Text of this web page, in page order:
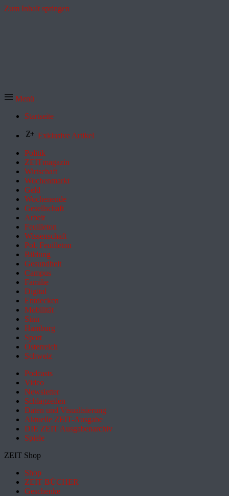
Zum Inhalt springen
Menü
Startseite
Exklusive Artikel
Politik
ZEITmagazin
Wirtschaft
Wochenmarkt
Geld
Wochenende
Gesellschaft
Arbeit
Feuilleton
Wissenschaft
Pol. Feuilleton
Bildung
Gesundheit
Campus
Familie
Digital
Entdecken
Mobilität
Sinn
Hamburg
Sport
Österreich
Schweiz
Podcasts
Video
Newsletter
Schlagzeilen
Daten und Visualisierung
Aktuelle ZEIT-Ausgabe
DIE ZEIT Ausgabenarchiv
Spiele
ZEIT Shop
Shop
ZEIT BÜCHER
Geschenke